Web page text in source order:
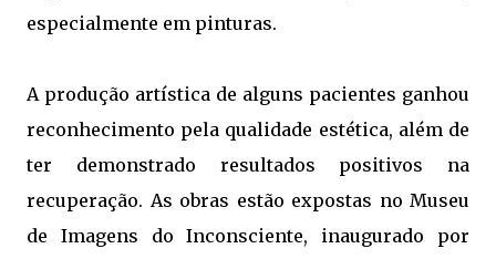
especialmente em pinturas.
A produção artística de alguns pacientes ganhou
reconhecimento pela qualidade estética, além de
ter demonstrado resultados positivos na
recuperação. As obras estão expostas no Museu
de Imagens do Inconsciente, inaugurado por